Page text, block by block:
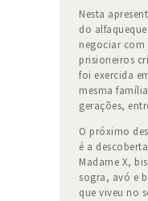
Nesta
do
negociar com
prisioneiros
foi exercida
mesma
gerações,
O próximo
é a
Madame X,
sogra, avó e
que viveu no